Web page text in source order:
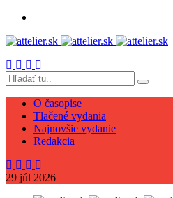
O časopise
Tlačené vydania
Najnovšie vydanie
Redakcia
29 júl 2026